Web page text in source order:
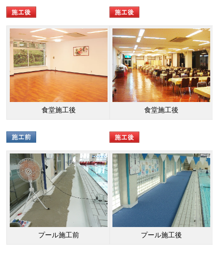
食堂施工後 食堂施工後
プール施工前 プール施工後